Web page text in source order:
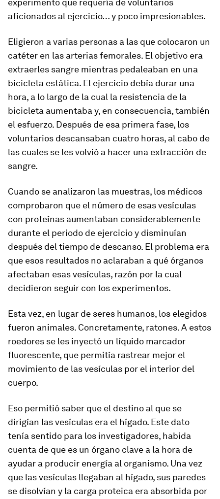
experimento que requería de voluntarios
aficionados al ejercicio… y poco impresionables.
Eligieron a varias personas a las que colocaron un
catéter en las arterias femorales. El objetivo era
extraerles sangre mientras pedaleaban en una
bicicleta estática. El ejercicio debía durar una
hora, a lo largo de la cual la resistencia de la
bicicleta aumentaba y, en consecuencia, también
el esfuerzo. Después de esa primera fase, los
voluntarios descansaban cuatro horas, al cabo de
las cuales se les volvió a hacer una extracción de
sangre.
Cuando se analizaron las muestras, los médicos
comprobaron que el número de esas vesículas
con proteínas aumentaban considerablemente
durante el periodo de ejercicio y disminuían
después del tiempo de descanso. El problema era
que esos resultados no aclaraban a qué órganos
afectaban esas vesículas, razón por la cual
decidieron seguir con los experimentos.
Esta vez, en lugar de seres humanos, los elegidos
fueron animales. Concretamente, ratones. A estos
roedores se les inyectó un líquido marcador
fluorescente, que permitía rastrear mejor el
movimiento de las vesículas por el interior del
cuerpo.
Eso permitió saber que el destino al que se
dirigían las vesículas era el hígado. Este dato
tenía sentido para los investigadores, habida
cuenta de que es un órgano clave a la hora de
ayudar a producir energía al organismo. Una vez
que las vesículas llegaban al hígado, sus paredes
se disolvían y la carga proteica era absorbida por